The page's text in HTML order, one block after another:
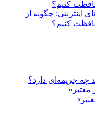
اینترنتی: چگونه از
کنیم؟
چه جریمه‌ای دارد؟